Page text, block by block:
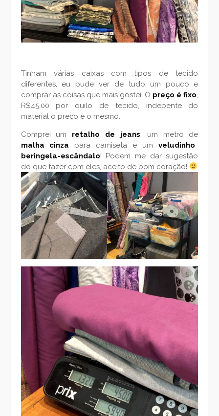
Tinham várias caixas com tipos de tecido
diferentes, eu pude ver de tudo um pouco e
comprar as coisas que mais gostei. O preço é fixo,
R$45,00 por quilo de tecido, indepente do
material o preço é o mesmo.
Comprei um retalho de jeans, um metro de
malha cinza para camiseta e um veludinho
beringela-escândalo! Podem me dar sugestão
do que fazer com eles, aceito de bom coração!